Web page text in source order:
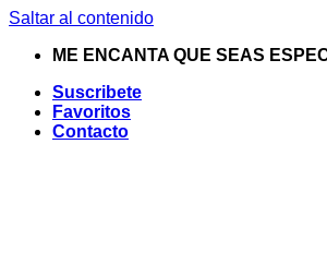
Saltar al contenido
ME ENCANTA QUE SEAS
Suscribete
Favoritos
Contacto